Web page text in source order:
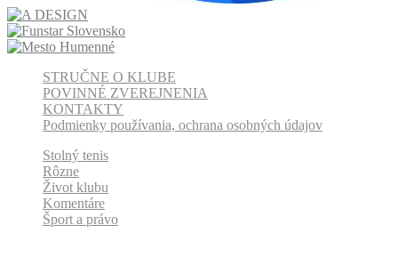
STRUČNE O KLUBE
POVINNÉ ZVEREJNENIA
KONTAKTY
Podmienky používania, ochrana osobných údajov
Stolný tenis
Rôzne
Život klubu
Komentáre
Šport a právo